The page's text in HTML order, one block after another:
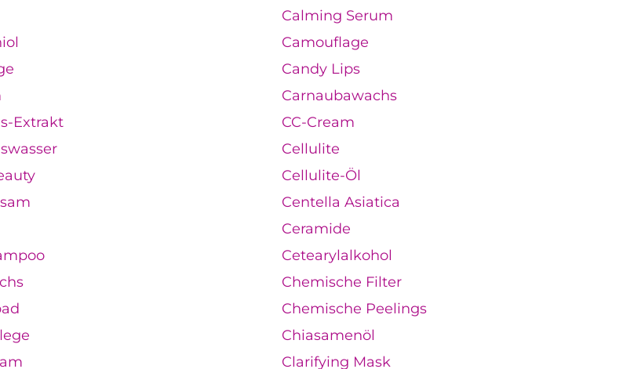
Extrakt
Calming Serum
Camouflage
Candy Lips
Carnaubawachs
CC-Cream
Cellulite
Cellulite-Öl
Centella Asiatica
Ceramide
Cetearylalkohol
Chemische Filter
Chemische Peelings
Chiasamenöl
Clarifying Mask